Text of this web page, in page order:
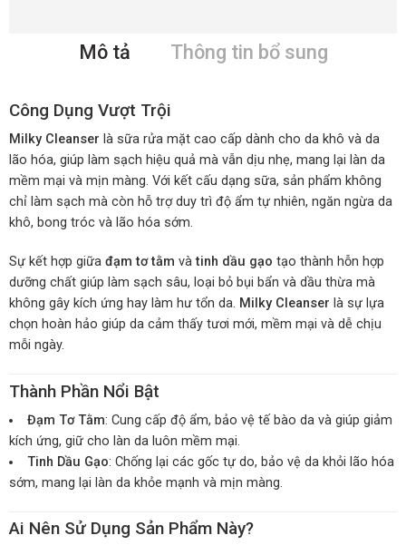
Mô tả Thông tin bổ sung
Công Dụng Vượt Trội
Milky Cleanser là sữa rửa mặt cao cấp dành cho da khô và da
lão hóa, giúp làm sạch hiệu quả mà vẫn dịu nhẹ, mang lại làn da
mềm mại và mịn màng. Với kết cấu dạng sữa, sản phẩm không
chỉ làm sạch mà còn hỗ trợ duy trì độ ẩm tự nhiên, ngăn ngừa da
khô, bong tróc và lão hóa sớm.
Sự kết hợp giữa đạm tơ tằm vàtinh dầu gạo tạo thành hỗn hợp
dưỡng chất giúp làm sạch sâu, loại bỏ bụi bẩn và dầu thừa mà
không gây kích ứng hay làm hư tổn da. Milky Cleanser là sự lựa
chọn hoàn hảo giúp da cảm thấy tươi mới, mềm mại và dễ chịu
mỗi ngày.
Thành Phần Nổi Bật
Đạm Tơ Tằm: Cung cấp độ ẩm, bảo vệ tế bào da và giúp giảm
kích ứng, giữ cho làn da luôn mềm mại.
Tinh Dầu Gạo: Chống lại các gốc tự do, bảo vệ da khỏi lão hóa
sớm, mang lại làn da khỏe mạnh và mịn màng.
Ai Nên Sử Dụng Sản Phẩm Này?